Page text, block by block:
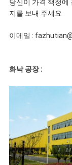
당신이 가격 책정에
지를 보내 주세요
이메일 :
화낙 공장 :